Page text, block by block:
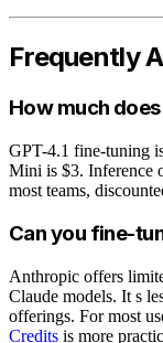
Frequently
How much
GPT-4.1 fine-tuning
Mini is $3. Inference
most teams,
Can you fine-
Anthropic offers
Claude models. It s
offerings. For most
Credits is more